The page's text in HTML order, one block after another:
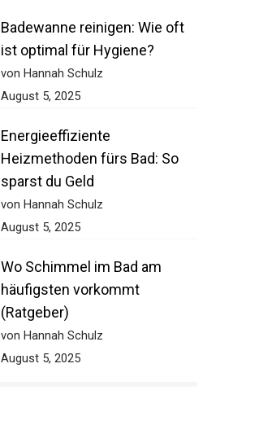
Badewanne reinigen: Wie oft
ist optimal für Hygiene?
von Hannah Schulz
August 5, 2025
Energieeffiziente
Heizmethoden fürs Bad: So
sparst du Geld
von Hannah Schulz
August 5, 2025
Wo Schimmel im Bad am
häufigsten vorkommt
(Ratgeber)
von Hannah Schulz
August 5, 2025